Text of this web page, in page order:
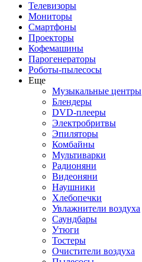
Телевизоры
Мониторы
Смартфоны
Проекторы
Кофемашины
Парогенераторы
Роботы-пылесосы
Еще
Музыкальные центры
Блендеры
DVD-плееры
Электробритвы
Эпиляторы
Комбайны
Мультиварки
Радионяни
Видеоняни
Наушники
Хлебопечки
Увлажнители воздуха
Саундбары
Утюги
Тостеры
Очистители воздуха